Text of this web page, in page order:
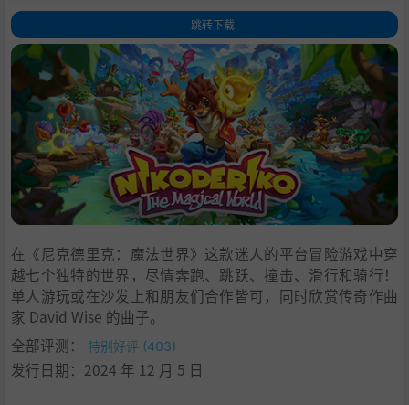
跳转下载
1.关于这款游戏
开始冒险！
.穿越奇幻世界！
骑乘动物坐骑！
享受美妙的音乐！
6.系统需求
7.支持作者
.注意事项
在《尼克德里克：魔法世界》这款迷人的平台冒险游戏中穿
越七个独特的世界，尽情奔跑、跳跃、撞击、滑行和骑行！
单人游玩或在沙发上和朋友们合作皆可，同时欣赏传奇作曲
家 David Wise 的曲子。
全部评测：
特别好评 (403)
发行日期：2024 年 12 月 5 日